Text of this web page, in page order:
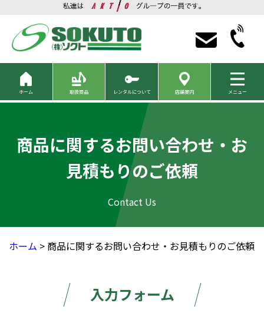
ホーム 取扱商品 レンタルについて 店舗案内 メニュー
商品に関するお問い合わせ・お
見積もりのご依頼
ホーム > 商品に関するお問い合わせ・お見積もりのご依頼
入力フォーム